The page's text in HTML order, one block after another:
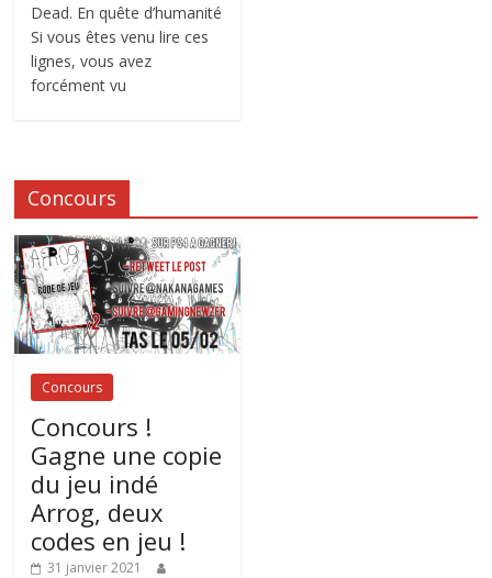
Dead. En quête d’humanité
Si vous êtes venu lire ces
lignes, vous avez
forcément vu
Concours
Concours
Concours !
Gagne une copie
du jeu indé
Arrog, deux
codes en jeu !
31 janvier 2021